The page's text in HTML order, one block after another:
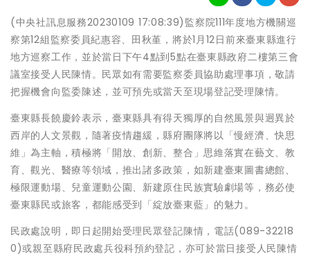
(中央社訊息服務20230109 17:08:39)監察院111年度地方機關巡
察第12組監察委員紀惠容、田秋堇，將於1月12日前來臺東縣進行
地方巡察工作，並於當日下午4點到5點在臺東縣政府二樓第三會
議室接受人民陳情。民眾如有需要監察委員協助處理事項，敬請
把握機會向監委陳述，並可預先或當天至現場登記受理陳情。
臺東縣長饒慶鈴表示，臺東縣具有得天獨厚的自然風景與迥異於
西岸的人文景觀，隨著疫情趨緩，縣府團隊將以「慢經濟、快思
維」為主軸，積極將「開放、創新、整合」思維落實在藝文、教
育、觀光、醫療等領域，推出諸多政策，如新建臺東圖書總館、
極限運動場、兒童運動公園、新建原住民族實驗劇場等，務必使
臺東縣民或旅客，都能感受到「綻放臺東藍」的魅力。
民政處說明，即日起開始受理民眾登記陳情，電話(089-32218
0)或親至縣府民政處兵役科預約登記，亦可於當日接受人民陳情